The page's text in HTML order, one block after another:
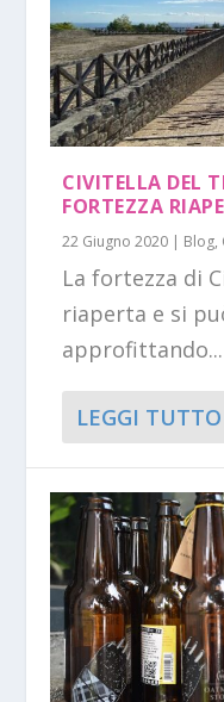
CIVITELLA DEL
FORTEZZA
22 Giugno 2020 | Blog,
La fortezza di
riaperta e si
approfittando...
LEGGI TUTTO